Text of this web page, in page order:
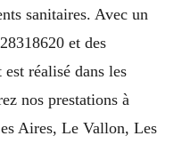
sanitaires. Avec un
et des
réalisé dans les
nos prestations à
Aires, Le Vallon, Les